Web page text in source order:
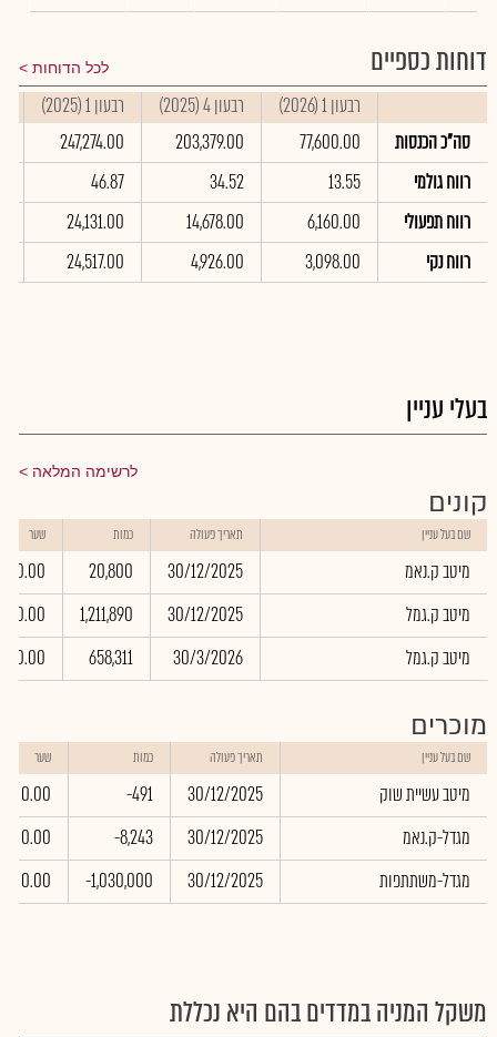
דוחות כספיים לכל הדוחות
רבעון 1 (2026) רבעון 4 (2025) רבעון 1 (2025)
סה"כ הכנסות
77,600.00
203,379.00
247,274.00
רווח גולמי
13.55
34.52
46.87
רווח תפעולי
6,160.00
14,678.00
24,131.00
רווח נקי
3,098.00
4,926.00
24,517.00
בעלי עניין
לרשימה המלאה
קונים
שם בעל עניין תאריך פעולה כמות שער
מיטב ק.נאמ 30/12/2025
20,800
0.00
מיטב ק.גמל
30/12/2025
1,211,890
0.00
מיטב ק.גמל
30/3/2026
658,311
0.00
מוכרים
שם בעל עניין תאריך פעולה כמות שער
מיטב עשיית שוק 30/12/2025
-491
0.00
מגדל-ק.נאמ
30/12/2025
-8,243
0.00
מגדל-משתתפות
30/12/2025
-1,030,000
0.00
משקל המניה במדדים בהם היא נכללת